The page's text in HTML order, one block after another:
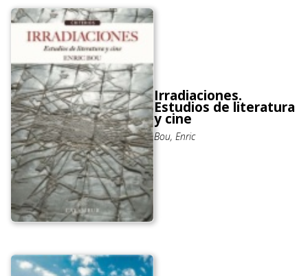
Irradiaciones.
Estudios de literatura
y cine
Bou, Enric